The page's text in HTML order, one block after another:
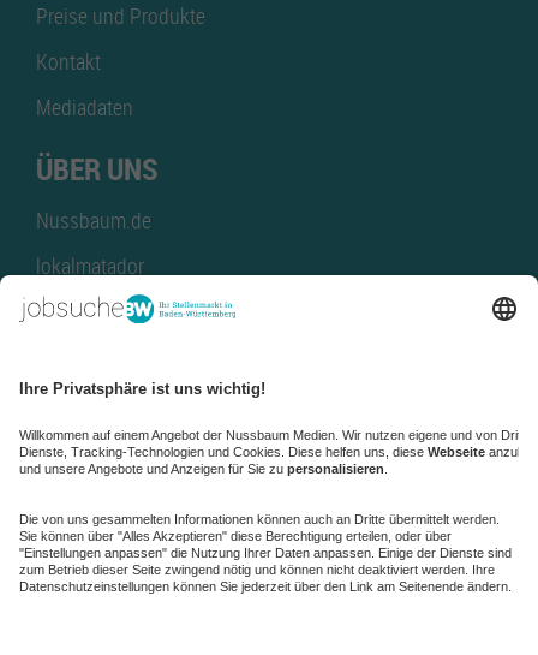
Preise und Produkte
Kontakt
Mediadaten
ÜBER UNS
Nussbaum.de
lokalmatador
kaufinBW
NussbaumID
Nussbaum Medien
de.jobble.org